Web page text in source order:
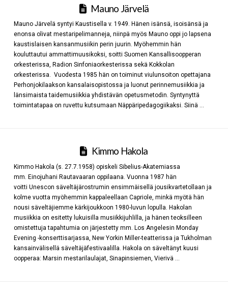
Mauno Järvelä
Mauno Järvelä syntyi Kaustisella v. 1949. Hänen isänsä, isoisänsä ja
enonsa olivat mestaripelimanneja, niinpä myös Mauno oppi jo lapsena
kaustislaisen kansanmusiikin perin juurin. Myöhemmin hän
kouluttautui ammattimuusikoksi, soitti Suomen Kansallisoopperan
orkesterissa, Radion Sinfoniaorkesterissa sekä Kokkolan
orkesterissa. Vuodesta 1985 hän on toiminut viulunsoiton opettajana
Perhonjokilaakson kansalaisopistossa ja luonut perinnemusiikkia ja
länsimaista taidemusiikkia yhdistävän opetusmetodin. Syntynyttä
toimintatapaa on ruvettu kutsumaan Näppäripedagogiikaksi. Siinä …
Kimmo Hakola
Kimmo Hakola (s. 27.7.1958) opiskeli Sibelius-Akatemiassa
mm. Einojuhani Rautavaaran oppilaana. Vuonna 1987 hän
voitti Unescon säveltäjärostrumin ensimmäisellä jousikvartetollaan ja
kolme vuotta myöhemmin kappaleellaan Capriole, minkä myötä hän
nousi säveltäjiemme kärkijoukkoon 1980-luvun lopulla. Hakolan
musiikkia on esitetty lukuisilla musiikkijuhlilla, ja hänen teoksilleen
omistettuja tapahtumia on järjestetty mm. Los Angelesin Monday
Evening -konserttisarjassa, New Yorkin Miller-teatterissa ja Tukholman
kansainvälisellä säveltäjäfestivaalilla. Hakola on säveltänyt kuusi
oopperaa: Marsin mestarilaulajat, Sinapinsiemen, Vierivä …